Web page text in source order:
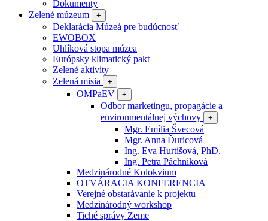
Dokumenty
Zelené múzeum
+
Deklarácia Múzeá pre budúcnosť
EWOBOX
Uhlíková stopa múzea
Európsky klimatický pakt
Zelené aktivity
Zelená misia
+
OMPaEV +
Odbor marketingu, propagácie a
environmentálnej výchovy
+
Mgr. Emília Švecová
Mgr. Anna Ďuricová
Ing. Eva Hurtišová, PhD.
Ing. Petra Páchniková
Medzinárodné Kolokvium
OTVÁRACIA KONFERENCIA
Verejné obstarávanie k projektu
Medzinárodný workshop
Tiché správy Zeme